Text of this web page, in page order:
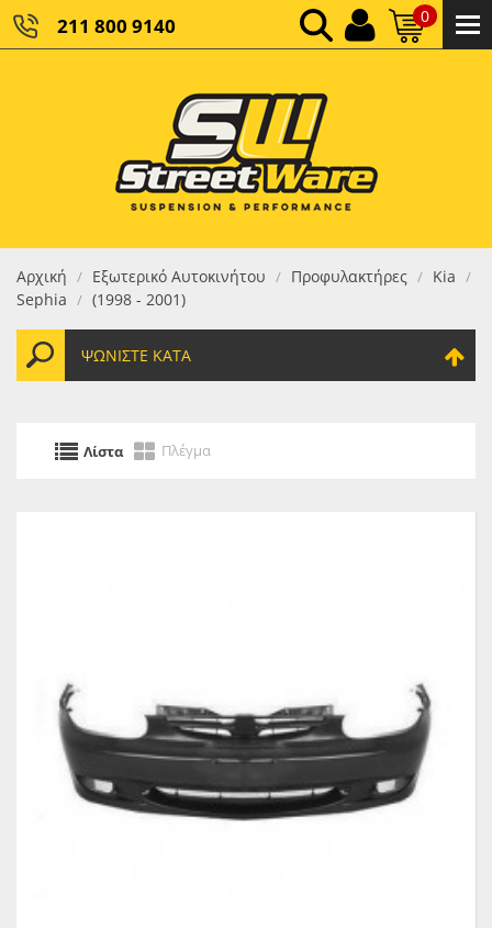
211 800 9140 0
ΚΑΘΑΡΌ ΣΎΝΟΛΟ:
ΤΕΛΙΚΌ ΣΎΝΟΛΟ:0,00 €
Αρχική / Εξωτερικό Αυτοκινήτου / Προφυλακτήρες / Kia /
Sephia / (1998 - 2001)
ΨΩΝΊΣΤΕ ΚΑΤΆ
Λίστα Πλέγμα